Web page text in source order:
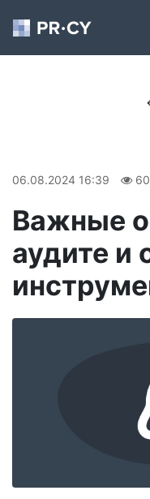
06.08.2024 16:39
Важные
аудите и